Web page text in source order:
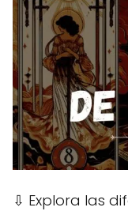
⇩ Explora las